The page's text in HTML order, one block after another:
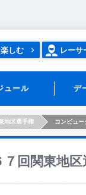
しむ レーサ
ュール デ
地区選手権 コンピュー
７回関東地区